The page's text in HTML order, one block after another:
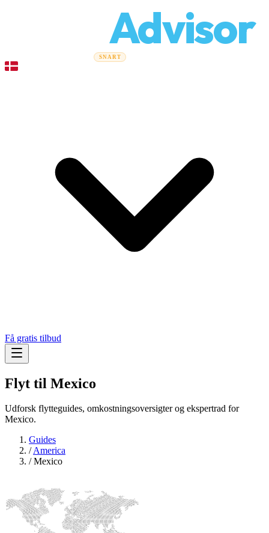
Advisor
Flyttefirmaer SNART
Få gratis tilbud
Flyt til Mexico
Udforsk flytteguides, omkostningsoversigter og ekspertrad for
Mexico.
Guides
/America
/Mexico